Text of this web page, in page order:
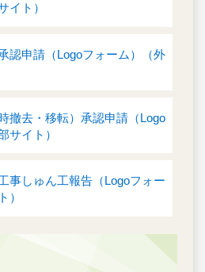
イト）
認申請（Logoフォーム）（外
撤去・移転）承認申請（Logo
サイト）
事しゅん工報告（Logoフォー
）